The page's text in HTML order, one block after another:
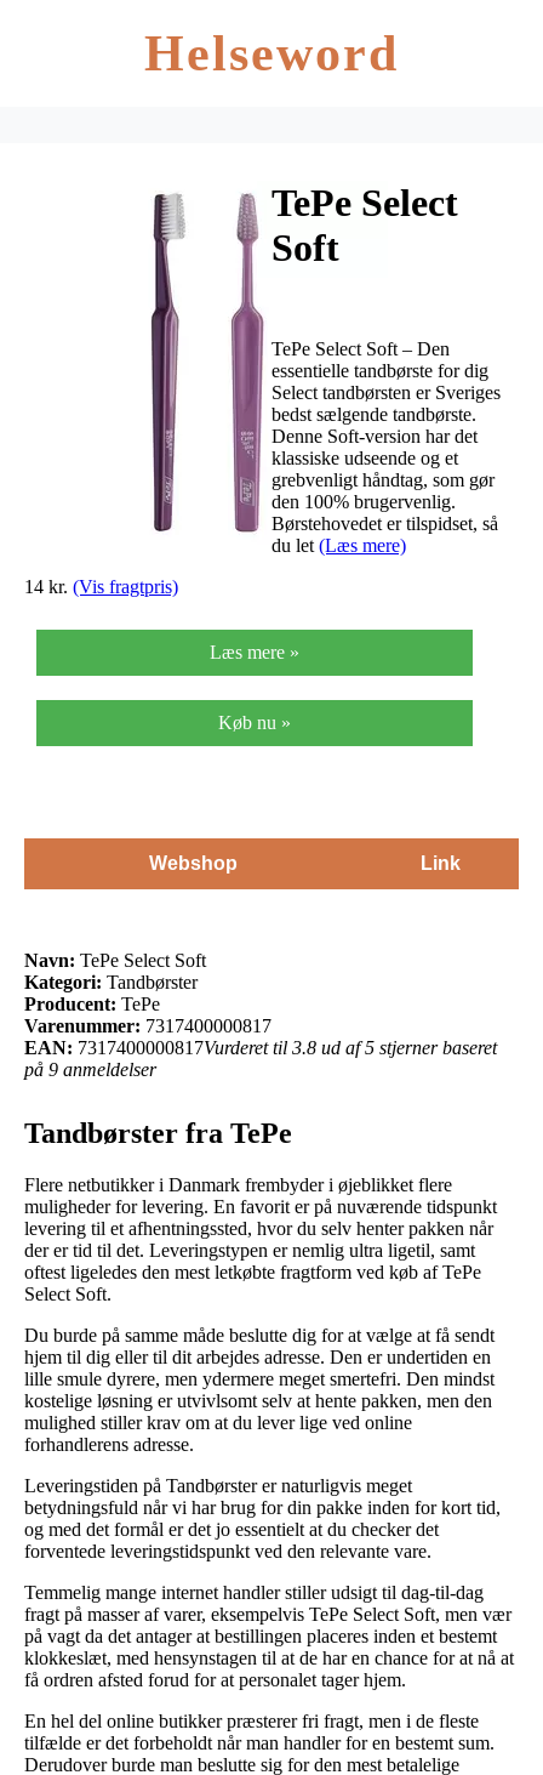
Helseword
TePe Select
Soft
TePe Select Soft – Den
essentielle tandbørste for dig
Select tandbørsten er Sveriges
bedst sælgende tandbørste.
Denne Soft-version har det
klassiske udseende og et
grebvenligt håndtag, som gør
den 100% brugervenlig.
Børstehovedet er tilspidset, så
du let (Læs mere)
14 kr. (Vis fragtpris)
Læs mere »
Køb nu »
Webshop Link
Navn: TePe Select Soft
Kategori: Tandbørster
Producent: TePe
Varenummer: 7317400000817
EAN: 7317400000817Vurderet til 3.8 ud af 5 stjerner baseret
på 9 anmeldelser
Tandbørster fra TePe
Flere netbutikker i Danmark frembyder i øjeblikket flere
muligheder for levering. En favorit er på nuværende tidspunkt
levering til et afhentningssted, hvor du selv henter pakken når
der er tid til det. Leveringstypen er nemlig ultra ligetil, samt
oftest ligeledes den mest letkøbte fragtform ved køb af TePe
Select Soft.
Du burde på samme måde beslutte dig for at vælge at få sendt
hjem til dig eller til dit arbejdes adresse. Den er undertiden en
lille smule dyrere, men ydermere meget smertefri. Den mindst
kostelige løsning er utvivlsomt selv at hente pakken, men den
mulighed stiller krav om at du lever lige ved online
forhandlerens adresse.
Leveringstiden på Tandbørster er naturligvis meget
betydningsfuld når vi har brug for din pakke inden for kort tid,
og med det formål er det jo essentielt at du checker det
forventede leveringstidspunkt ved den relevante vare.
Temmelig mange internet handler stiller udsigt til dag-til-dag
fragt på masser af varer, eksempelvis TePe Select Soft, men vær
på vagt da det antager at bestillingen placeres inden et bestemt
klokkeslæt, med hensynstagen til at de har en chance for at nå at
få ordren afsted forud for at personalet tager hjem.
En hel del online butikker præsterer fri fragt, men i de fleste
tilfælde er det forbeholdt når man handler for en bestemt sum.
Derudover burde man beslutte sig for den mest betalelige